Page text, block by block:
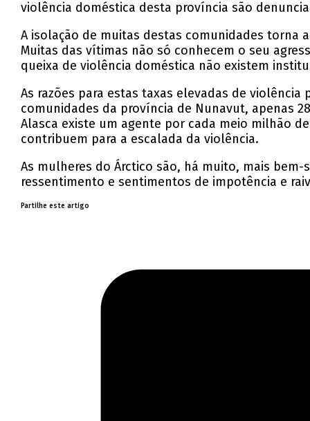
violência doméstica desta província são
A isolação de muitas destas comunidades torna
Muitas das vítimas não só conhecem o seu
queixa de violência doméstica não existem
As razões para estas taxas elevadas de
comunidades da província de Nunavut, apenas
Alasca existe um agente por cada meio milhão
contribuem para a escalada da violência.
As mulheres do Árctico são, há muito, mais
ressentimento e sentimentos de impotência e
Partilhe este artigo